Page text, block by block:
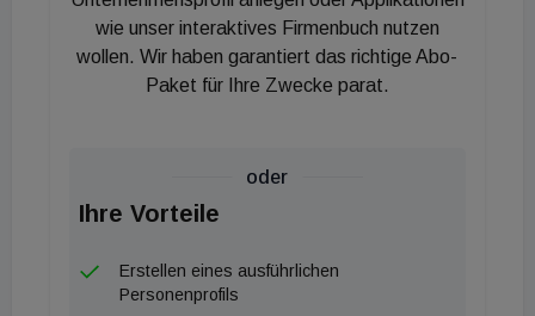
Die Ziele für 2022 sind bereits gesteckt. Plenus
Immobilien setzt weiterhin auf einen
qualitätsbetonten Expansionskurs und sucht dazu
wie unser interaktives Firmenbuch nutzen
wollen. Wir haben garantiert das richtige Abo-
Paket für Ihre Zwecke parat.
oder
Ihre Vorteile
Erstellen eines ausführlichen
Personenprofils